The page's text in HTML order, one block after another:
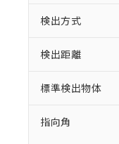
検出方式
検出距離
標準検出物体
指向角